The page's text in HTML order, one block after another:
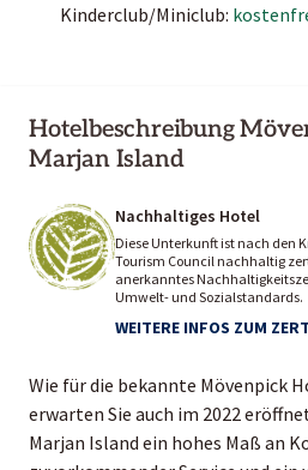
Kinderclub/Miniclub:
Hotelbeschreibung
Marjan Island
Nachhaltiges Hotel
Diese Unterkunft ist nach den
Tourism Council nachhaltig
anerkanntes
Umwelt- und Sozialstandards.
WEITERE INFOS ZUM
Wie für die bekannte Mövenpick
erwarten Sie auch im 2022
Marjan Island ein hohes Maß an